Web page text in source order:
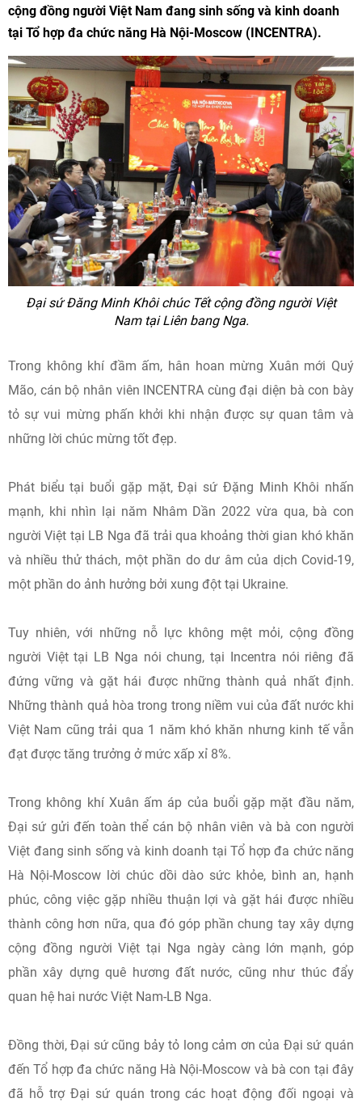
cộng đồng người Việt Nam đang sinh sống và kinh doanh
tại Tổ hợp đa chức năng Hà Nội-Moscow (INCENTRA).
Đại sứ Đăng Minh Khôi chúc Tết cộng đồng người Việt
Nam tại Liên bang Nga.
Trong không khí đầm ấm, hân hoan mừng Xuân mới Quý
Mão, cán bộ nhân viên INCENTRA cùng đại diện bà con bày
tỏ sự vui mừng phấn khởi khi nhận được sự quan tâm và
những lời chúc mừng tốt đẹp.
Phát biểu tại buổi gặp mặt, Đại sứ Đặng Minh Khôi nhấn
mạnh, khi nhìn lại năm Nhâm Dần 2022 vừa qua, bà con
người Việt tại LB Nga đã trải qua khoảng thời gian khó khăn
và nhiều thử thách, một phần do dư âm của dịch Covid-19,
một phần do ảnh hưởng bởi xung đột tại Ukraine.
Tuy nhiên, với những nỗ lực không mệt mỏi, cộng đồng
người Việt tại LB Nga nói chung, tại Incentra nói riêng đã
đứng vững và gặt hái được những thành quả nhất định.
Những thành quả hòa trong trong niềm vui của đất nước khi
Việt Nam cũng trải qua 1 năm khó khăn nhưng kinh tế vẫn
đạt được tăng trưởng ở mức xấp xỉ 8%.
Trong không khí Xuân ấm áp của buổi gặp mặt đầu năm,
Đại sứ gửi đến toàn thể cán bộ nhân viên và bà con người
Việt đang sinh sống và kinh doanh tại Tổ hợp đa chức năng
Hà Nội-Moscow lời chúc dồi dào sức khỏe, bình an, hạnh
phúc, công việc gặp nhiều thuận lợi và gặt hái được nhiều
thành công hơn nữa, qua đó góp phần chung tay xây dựng
cộng đồng người Việt tại Nga ngày càng lớn mạnh, góp
phần xây dựng quê hương đất nước, cũng như thúc đẩy
quan hệ hai nước Việt Nam-LB Nga.
Đồng thời, Đại sứ cũng bảy tỏ long cảm ơn của Đại sứ quán
đến Tổ hợp đa chức năng Hà Nội-Moscow và bà con tại đây
đã hỗ trợ Đại sứ quán trong các hoạt động đối ngoại và